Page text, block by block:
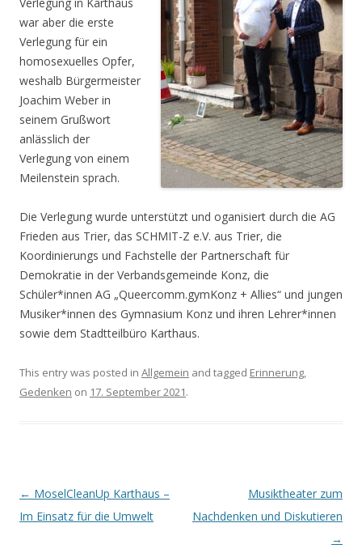
war aber die erste
Verlegung für ein
homosexuelles Opfer,
weshalb Bürgermeister
Joachim Weber in
seinem Grußwort
anlässlich der
Verlegung von einem
Meilenstein sprach.
Die Verlegung wurde unterstützt und oganisiert durch die AG
Frieden aus Trier, das SCHMIT-Z e.V. aus Trier, die
Koordinierungs und Fachstelle der Partnerschaft für
Demokratie in der Verbandsgemeinde Konz, die
Schüler*innen AG „Queercomm.gymKonz + Allies“ und jungen
Musiker*innen des Gymnasium Konz und ihren Lehrer*innen
sowie dem Stadtteilbüro Karthaus.
This entry was posted in Allgemein and tagged Erinnerung,
Gedenken on 17. September 2021.
Post navigation
← MoselCleanUp Karthaus –
Im Einsatz für die Umwelt
Musiktheater zum
Nachdenken und Diskutieren
→